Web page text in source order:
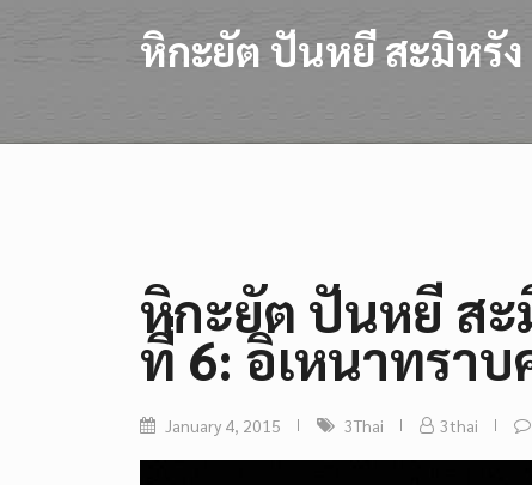
หิกะยัต ปันหยี สะมิหรั
หิกะยัต ปันหยี สะ
ที่ 6: อิเหนาทราบ
January 4, 2015 3Thai 3thai